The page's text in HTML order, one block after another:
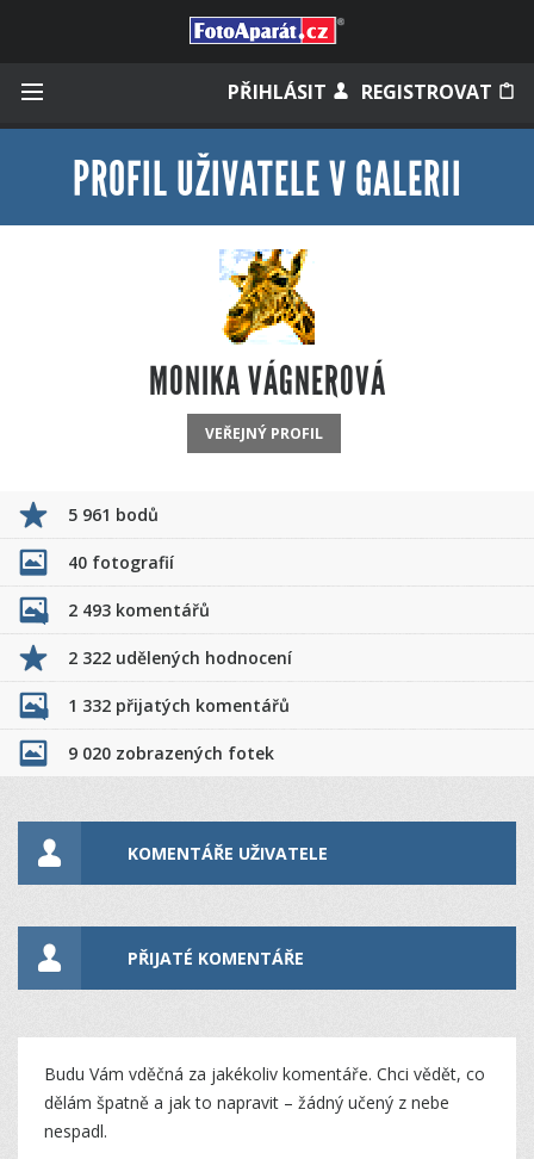
PŘIHLÁSIT REGISTROVAT
Zapomněli jste heslo?
Měli jste účet na starém webu?
PROFIL UŽIVATELE V GALERII
MONIKA VÁGNEROVÁ
VEŘEJNÝ PROFIL
5 961 bodů
40 fotografií
2 493 komentářů
2 322 udělených hodnocení
1 332 přijatých komentářů
9 020 zobrazených fotek
KOMENTÁŘE UŽIVATELE
PŘIJATÉ KOMENTÁŘE
Budu Vám vděčná za jakékoliv komentáře. Chci vědět, co
dělám špatně a jak to napravit – žádný učený z nebe
nespadl.